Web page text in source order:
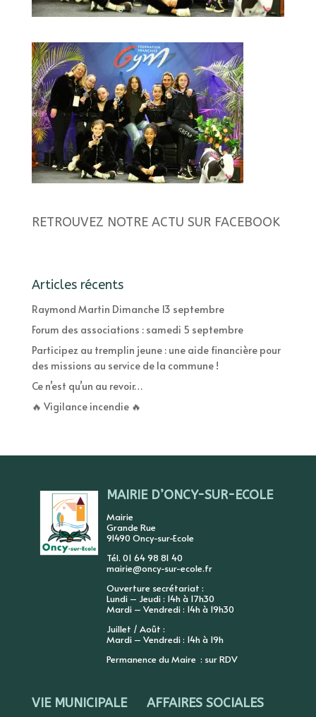
RETROUVEZ NOTRE ACTU SUR FACEBOOK
Articles récents
Raymond Martin Dimanche 13 septembre
Forum des associations : samedi 5 septembre
Participez au tremplin jeune : une aide financière pour
des missions au service de la commune !
Ce n’est qu’un au revoir…
🔥 Vigilance incendie 🔥
MAIRIE D’ONCY-SUR-ECOLE
Mairie
Grande Rue
91490 Oncy-sur-Ecole
Tél. 01 64 98 81 40
mairie@oncy-sur-ecole.fr
Ouverture secrétariat :
Lundi – Jeudi : 14h à 17h30
Mardi – Vendredi : 14h à 19h30
Juillet / Août :
Mardi – Vendredi : 14h à 19h
Permanence du Maire : sur RDV
VIE MUNICIPALE AFFAIRES SOCIALES